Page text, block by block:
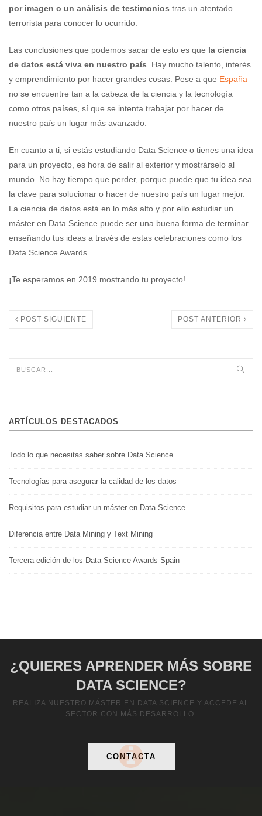
por imagen o un análisis de testimonios tras un atentado
terrorista para conocer lo ocurrido.
Las conclusiones que podemos sacar de esto es que la ciencia
de datos está viva en nuestro país. Hay mucho talento, interés
y emprendimiento por hacer grandes cosas. Pese a que España
no se encuentre tan a la cabeza de la ciencia y la tecnología
como otros países, sí que se intenta trabajar por hacer de
nuestro país un lugar más avanzado.
En cuanto a ti, si estás estudiando Data Science o tienes una idea
para un proyecto, es hora de salir al exterior y mostrárselo al
mundo. No hay tiempo que perder, porque puede que tu idea sea
la clave para solucionar o hacer de nuestro país un lugar mejor.
La ciencia de datos está en lo más alto y por ello estudiar un
máster en Data Science puede ser una buena forma de terminar
enseñando tus ideas a través de estas celebraciones como los
Data Science Awards.
¡Te esperamos en 2019 mostrando tu proyecto!
POST SIGUIENTE POST ANTERIOR
ARTÍCULOS DESTACADOS
Todo lo que necesitas saber sobre Data Science
Tecnologías para asegurar la calidad de los datos
Requisitos para estudiar un máster en Data Science
Diferencia entre Data Mining y Text Mining
Tercera edición de los Data Science Awards Spain
¿QUIERES APRENDER MÁS SOBRE
DATA SCIENCE?
REALIZA NUESTRO MÁSTER EN DATA SCIENCE Y ACCEDE AL
SECTOR CON MÁS DESARROLLO.
CONTACTA